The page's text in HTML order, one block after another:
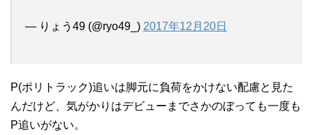
— りょう49 (@ryo49_) 2017年12月20日
P(ポリトラック)追いは脚元に負荷をかけない配慮と見た
んだけど、気がかりはデビューまでさかのぼっても一度も
P追いがない。